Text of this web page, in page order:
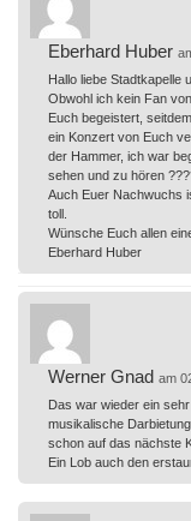
Eberhard Huber
Hallo liebe Stadtkapelle
Obwohl ich kein Fan
Euch begeistert,
ein Konzert von Euch
der Hammer, ich war
sehen und zu hören
Auch Euer Nachwuchs
toll.
Wünsche Euch allen
Eberhard Huber
Werner Gnad am
Das war wieder ein
musikalische
schon auf das nächste
Ein Lob auch den